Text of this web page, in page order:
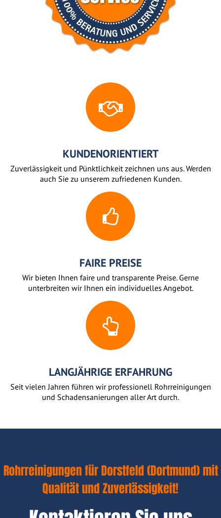
KUNDENORIENTIERT
Zuverlässigkeit und Pünktlichkeit zeichnen uns aus. Werden
auch Sie zu unserem zufriedenen Kunden.
FAIRE PREISE
Wir bieten Ihnen faire und transparente Preise. Gerne
unterbreiten wir Ihnen ein individuelles Angebot.
LANGJÄHRIGE ERFAHRUNG
Seit vielen Jahren führen wir professionell Rohrreinigungen
und Schadensanierungen aller Art durch.
Rohrreinigungen für Dorstfeld (Dortmund) mit
Qualität und Zuverlässigkeit!